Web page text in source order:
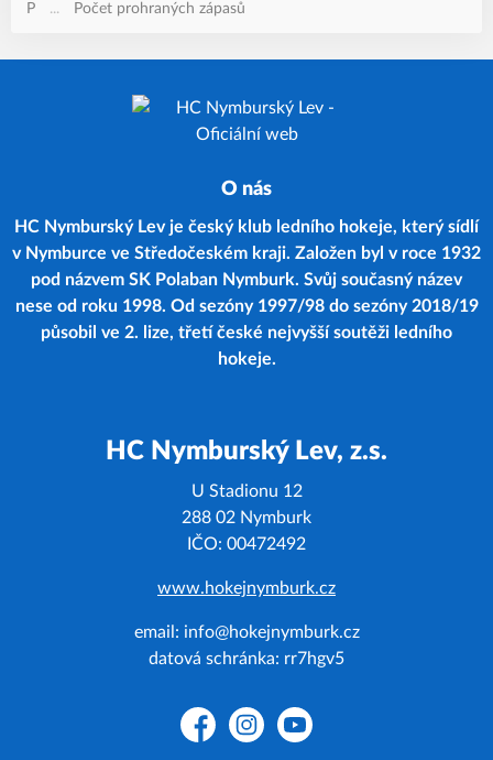
P
... Počet prohraných zápasů
O nás
HC Nymburský Lev je český klub ledního hokeje, který sídlí
v Nymburce ve Středočeském kraji. Založen byl v roce 1932
pod názvem SK Polaban Nymburk. Svůj současný název
nese od roku 1998. Od sezóny 1997/98 do sezóny 2018/19
působil ve 2. lize, třetí české nejvyšší soutěži ledního
hokeje.
HC Nymburský Lev, z.s.
U Stadionu 12
288 02 Nymburk
IČO: 00472492
www.hokejnymburk.cz
email: info@hokejnymburk.cz
datová schránka: rr7hgv5
FacebookInstagramYouTube